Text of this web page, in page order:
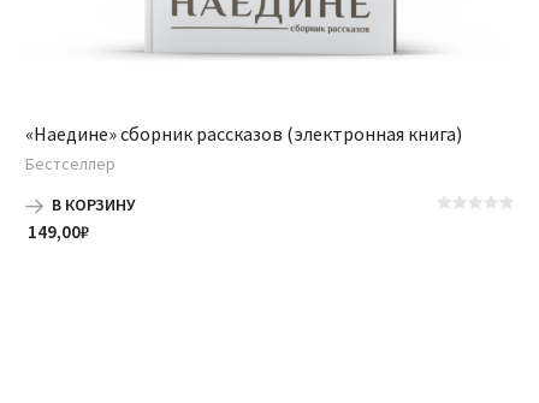
«Наедине» сборник рассказов (электронная книга)
Бестселлер
В КОРЗИНУ
149,00₽